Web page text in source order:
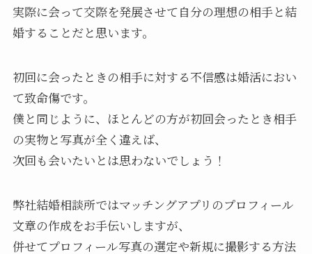
実際に会って交際を発展させて自分の理想の相手と結
婚することだと思います。
初回に会ったときの相手に対する不信感は婚活におい
て致命傷です。
僕と同じように、ほとんどの方が初回会ったとき相手
の実物と写真が全く違えば、
次回も会いたいとは思わないでしょう！
弊社結婚相談所ではマッチングアプリのプロフィール
文章の作成をお手伝いしますが、
併せてプロフィール写真の選定や新規に撮影する方法